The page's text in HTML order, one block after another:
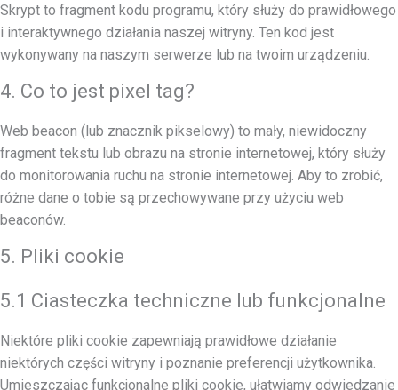
Skrypt to fragment kodu programu, który służy do prawidłowego
i interaktywnego działania naszej witryny. Ten kod jest
wykonywany na naszym serwerze lub na twoim urządzeniu.
4. Co to jest pixel tag?
Web beacon (lub znacznik pikselowy) to mały, niewidoczny
fragment tekstu lub obrazu na stronie internetowej, który służy
do monitorowania ruchu na stronie internetowej. Aby to zrobić,
różne dane o tobie są przechowywane przy użyciu web
beaconów.
5. Pliki cookie
5.1 Ciasteczka techniczne lub funkcjonalne
Niektóre pliki cookie zapewniają prawidłowe działanie
niektórych części witryny i poznanie preferencji użytkownika.
Umieszczając funkcjonalne pliki cookie, ułatwiamy odwiedzanie